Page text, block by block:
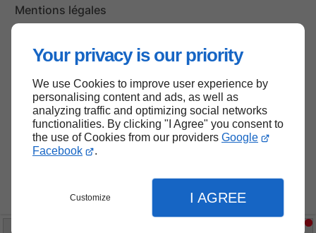
Your privacy is our priority
We use Cookies to improve user experience by
personalising content and ads, as well as
analyzing traffic and optimizing social networks
functionalities. By clicking "I Agree" you consent to
the use of Cookies from our providers Google
Facebook
.
Customize I AGREE
Mentions légales
Haut de page